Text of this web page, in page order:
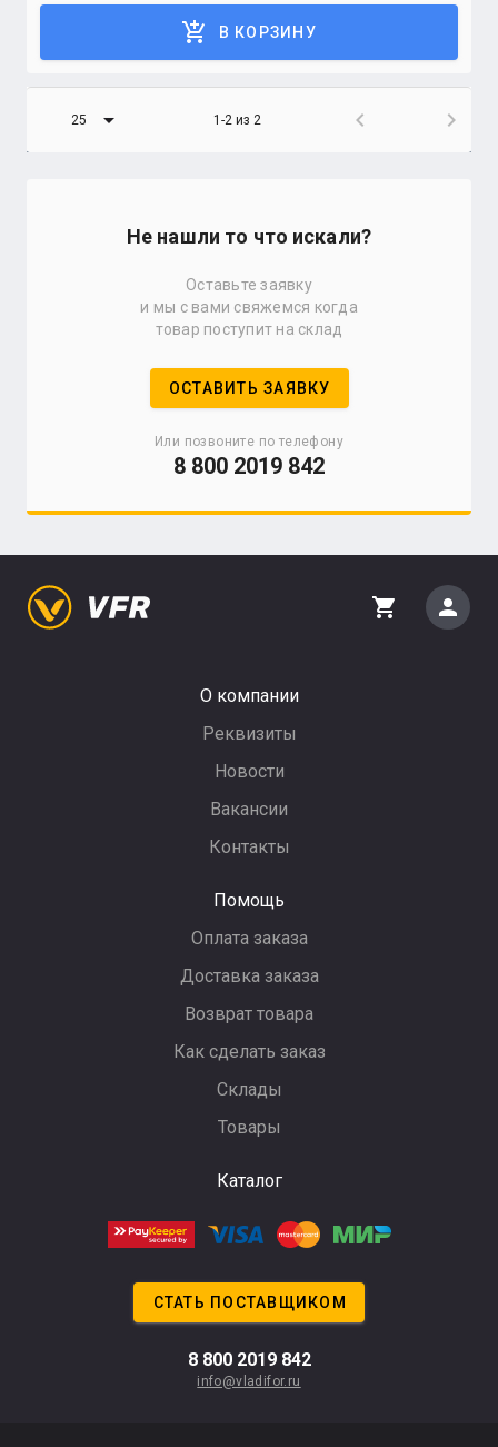
add_shopping_cart В КОРЗИНУ
25 arrow_drop_down 1-2 из 2 chevron_left chevron_right
Не нашли то что искали?
Оставьте заявку
и мы с вами свяжемся когда
товар поступит на склад
ОСТАВИТЬ ЗАЯВКУ
Или позвоните по телефону
8 800 2019 842
О компании
Реквизиты
Новости
Вакансии
Контакты
Помощь
Оплата заказа
Доставка заказа
Возврат товара
Как сделать заказ
Склады
Товары
Каталог
shopping_cart person
СТАТЬ ПОСТАВЩИКОМ
8 800 2019 842
info@vladifor.ru